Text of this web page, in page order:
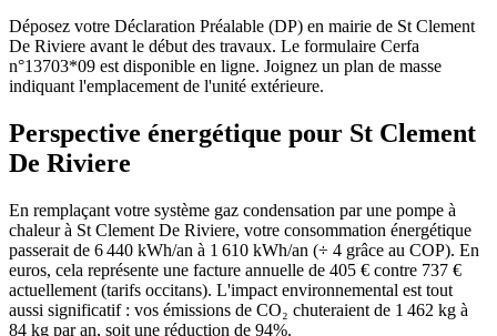
Déposez votre Déclaration Préalable (DP) en mairie de St Clement
De Riviere avant le début des travaux. Le formulaire Cerfa
n°13703*09 est disponible en ligne. Joignez un plan de masse
indiquant l'emplacement de l'unité extérieure.
Perspective énergétique pour St Clement
De Riviere
En remplaçant votre système gaz condensation par une pompe à
chaleur à St Clement De Riviere, votre consommation énergétique
passerait de 6 440 kWh/an à 1 610 kWh/an (÷ 4 grâce au COP). En
euros, cela représente une facture annuelle de 405 € contre 737 €
actuellement (tarifs occitans). L'impact environnemental est tout
aussi significatif : vos émissions de CO₂ chuteraient de 1 462 kg à
84 kg par an, soit une réduction de 94%.